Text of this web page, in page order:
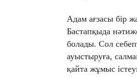
Адам ағзасы бір
Бастапқыда
болады. Сол
ауыстыруға,
қайта жұмыс